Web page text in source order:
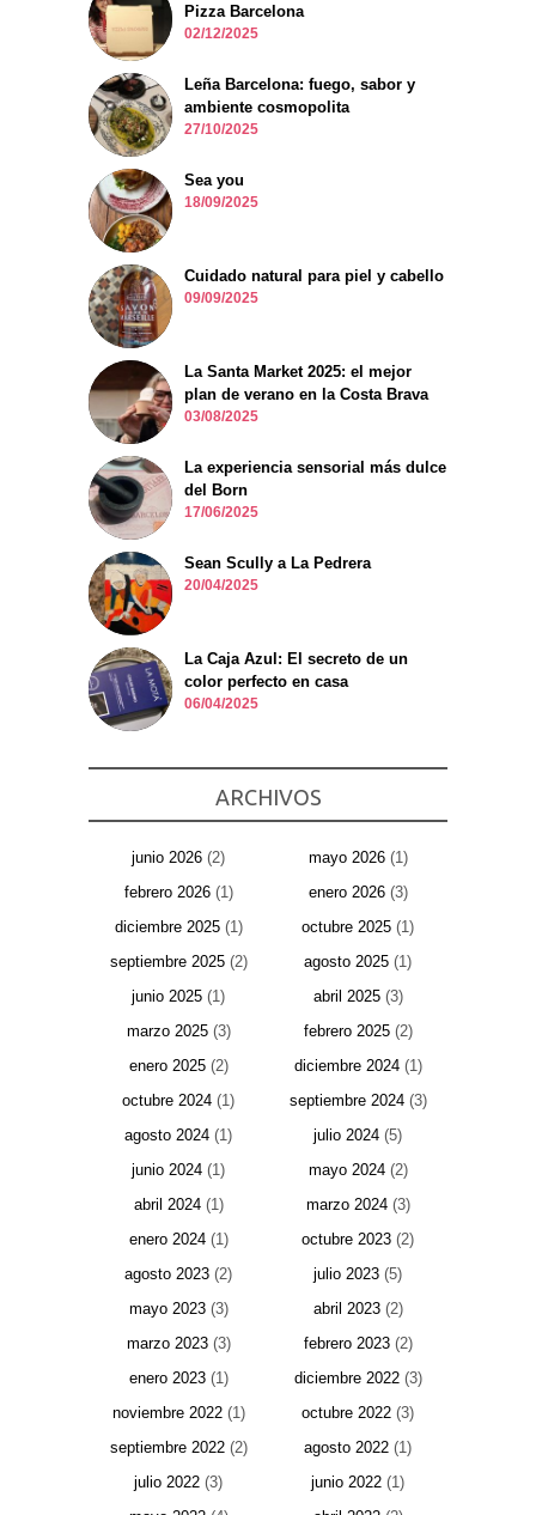
Pizza Barcelona
02/12/2025
Leña Barcelona: fuego, sabor y
ambiente cosmopolita
27/10/2025
Sea you
18/09/2025
Cuidado natural para piel y cabello
09/09/2025
La Santa Market 2025: el mejor
plan de verano en la Costa Brava
03/08/2025
La experiencia sensorial más dulce
del Born
17/06/2025
Sean Scully a La Pedrera
20/04/2025
La Caja Azul: El secreto de un
color perfecto en casa
06/04/2025
ARCHIVOS
junio 2026 (2) mayo 2026(1)
febrero 2026(1) enero 2026(3)
diciembre 2025(1) octubre 2025 (1)
septiembre 2025(2) agosto 2025 (1)
junio 2025 (1) abril 2025(3)
marzo 2025(3) febrero 2025(2)
enero 2025(2) diciembre 2024(1)
octubre 2024 (1) septiembre 2024(3)
agosto 2024 (1) julio 2024 (5)
junio 2024 (1) mayo 2024(2)
abril 2024(1) marzo 2024(3)
enero 2024(1) octubre 2023 (2)
agosto 2023 (2) julio 2023 (5)
mayo 2023(3) abril 2023(2)
marzo 2023(3) febrero 2023(2)
enero 2023(1) diciembre 2022(3)
noviembre 2022(1) octubre 2022 (3)
septiembre 2022(2) agosto 2022 (1)
julio 2022 (3) junio 2022 (1)